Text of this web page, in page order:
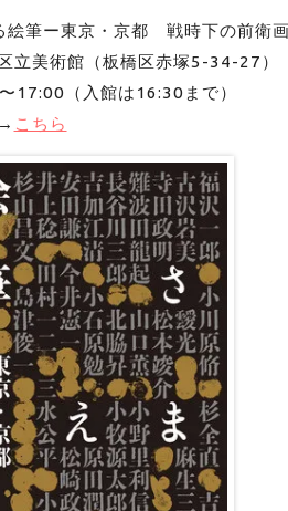
絵筆ー東京・京都 戦時下の前衛
立美術館（板橋区赤塚5-34-27）
17:00（入館は16:30まで）
こちら